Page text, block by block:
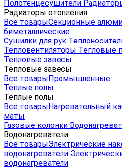
Полотенцесушители
Радиаторы отопления
Все товарыСекционные
биметаллические
Сушилки для рук
Тепловентиляторы Тепловые
Тепловые завесы
Тепловые завесы
Все товарыПромышленные
Теплые полы
Теплые полы
Все товарыНагревательный
маты
Газовые колонки
Водонагреватели
Все товарыЭлектрические
водонагреватели
водонагреватели